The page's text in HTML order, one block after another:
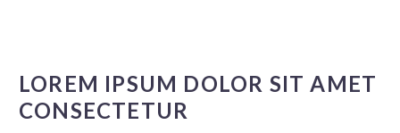
Suspendisse porttitor diam convallis.
Tristique vitae sapien. Nunc vitae euismod mauris.
LOREM IPSUM DOLOR SIT AMET
CONSECTETUR